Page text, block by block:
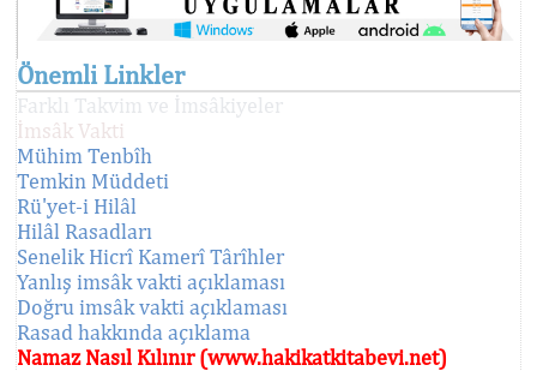
Önemli Linkler
Farklı Takvim ve İmsâkiyeler
İmsâk Vakti
Mühim Tenbîh
Temkin Müddeti
Rü'yet-i Hilâl
Hilâl Rasadları
Senelik Hicrî Kamerî Târîhler
Yanlış imsâk vakti açıklaması
Doğru imsâk vakti açıklaması
Rasad hakkında açıklama
Namaz Nasıl Kılınır (www.hakikatkitabevi.net)